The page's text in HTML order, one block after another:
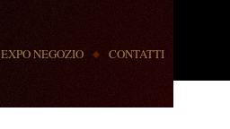
EXPO NEGOZIO CONTATTI